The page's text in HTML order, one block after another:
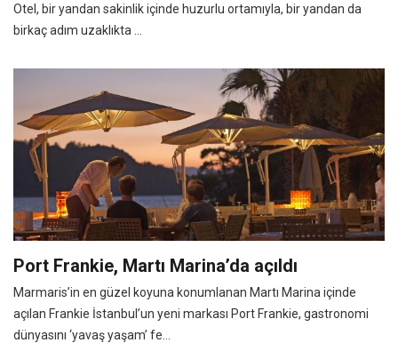
Otel, bir yandan sakinlik içinde huzurlu ortamıyla, bir yandan da
birkaç adım uzaklıkta ...
Port Frankie, Martı Marina’da açıldı
Marmaris’in en güzel koyuna konumlanan Martı Marina içinde
açılan Frankie İstanbul’un yeni markası Port Frankie, gastronomi
dünyasını ‘yavaş yaşam’ fe...